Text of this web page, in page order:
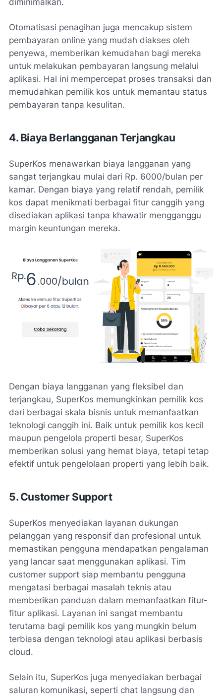
Otomatisasi penagihan juga mencakup sistem
pembayaran online yang mudah diakses oleh
penyewa, memberikan kemudahan bagi mereka
untuk melakukan pembayaran langsung melalui
aplikasi. Hal ini mempercepat proses transaksi dan
memudahkan pemilik kos untuk memantau status
pembayaran tanpa kesulitan.
4. Biaya Berlangganan Terjangkau
SuperKos menawarkan biaya langganan yang
sangat terjangkau mulai dari Rp. 6000/bulan per
kamar. Dengan biaya yang relatif rendah, pemilik
kos dapat menikmati berbagai fitur canggih yang
disediakan aplikasi tanpa khawatir mengganggu
margin keuntungan mereka.
Dengan biaya langganan yang fleksibel dan
terjangkau, SuperKos memungkinkan pemilik kos
dari berbagai skala bisnis untuk memanfaatkan
teknologi canggih ini. Baik untuk pemilik kos kecil
maupun pengelola properti besar, SuperKos
memberikan solusi yang hemat biaya, tetapi tetap
efektif untuk pengelolaan properti yang lebih baik.
5. Customer Support
SuperKos menyediakan layanan dukungan
pelanggan yang responsif dan profesional untuk
memastikan pengguna mendapatkan pengalaman
yang lancar saat menggunakan aplikasi. Tim
customer support siap membantu pengguna
mengatasi berbagai masalah teknis atau
memberikan panduan dalam memanfaatkan fitur-
fitur aplikasi. Layanan ini sangat membantu
terutama bagi pemilik kos yang mungkin belum
terbiasa dengan teknologi atau aplikasi berbasis
cloud.
Selain itu, SuperKos juga menyediakan berbagai
saluran komunikasi, seperti chat langsung dan